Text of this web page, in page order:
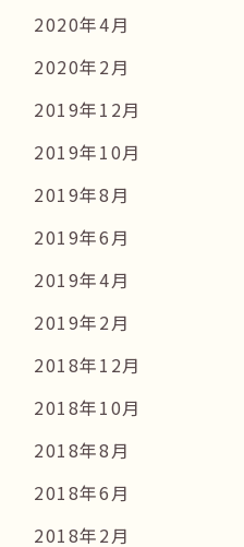
2020年4月
2020年2月
2019年12月
2019年10月
2019年8月
2019年6月
2019年4月
2019年2月
2018年12月
2018年10月
2018年8月
2018年6月
2018年2月